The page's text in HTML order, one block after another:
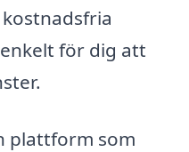
för dig att
plattform som